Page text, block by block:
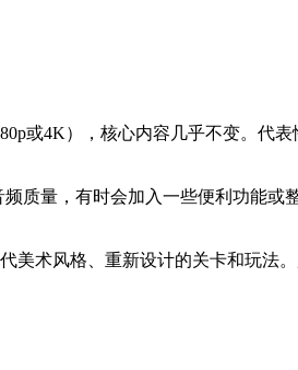
或4K），核心内容几乎不变。代
量，有时会加入一些便利功能或
术风格、重新设计的关卡和玩法。